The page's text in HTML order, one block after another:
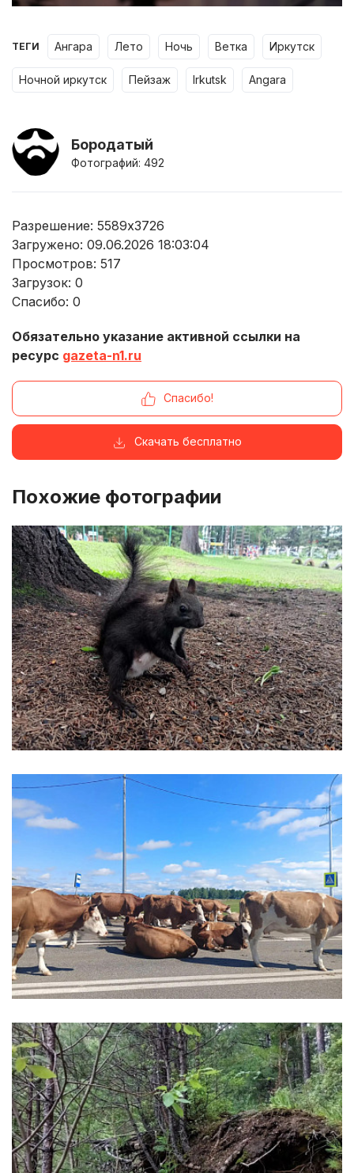
ТЕГИ ангара лето ночь ветка иркутск
ночной иркутск пейзаж irkutsk angara
Бородатый
Фотографий: 492
Разрешение: 5589x3726
Загружено: 09.06.2026 18:03:04
Просмотров: 517
Загрузок: 0
Спасибо: 0
Обязательно указание активной ссылки на
ресурс gazeta-n1.ru
Спасибо!
Скачать бесплатно
Похожие фотографии